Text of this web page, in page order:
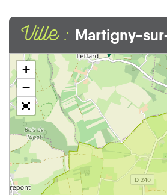
Ville : Martigny-
+
−